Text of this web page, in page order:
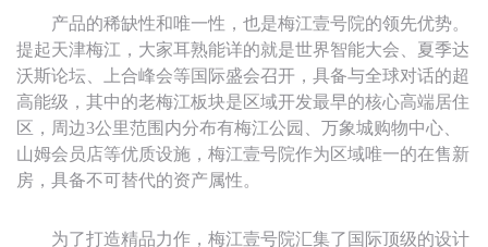
产品的稀缺性和唯一性，也是梅江壹号院的领先优势。
提起天津梅江，大家耳熟能详的就是世界智能大会、夏季达
沃斯论坛、上合峰会等国际盛会召开，具备与全球对话的超
高能级，其中的老梅江板块是区域开发最早的核心高端居住
区，周边3公里范围内分布有梅江公园、万象城购物中心、
山姆会员店等优质设施，梅江壹号院作为区域唯一的在售新
房，具备不可替代的资产属性。
为了打造精品力作，梅江壹号院汇集了国际顶级的设计